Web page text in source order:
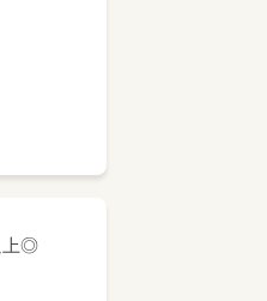
持
上◎